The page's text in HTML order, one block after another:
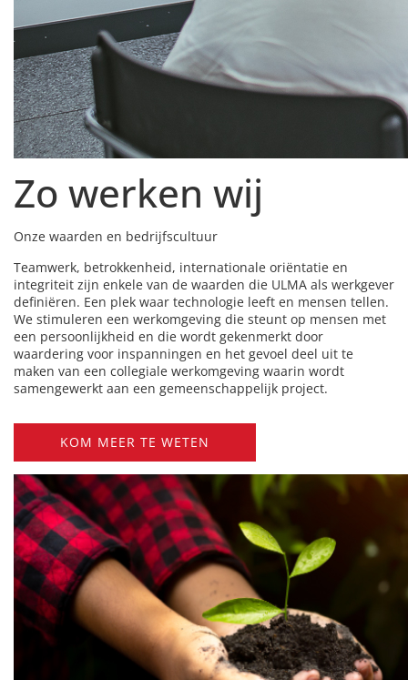
Zo werken wij
Onze waarden en bedrijfscultuur
Teamwerk, betrokkenheid, internationale oriëntatie en
integriteit zijn enkele van de waarden die ULMA als werkgever
definiëren. Een plek waar technologie leeft en mensen tellen.
We stimuleren een werkomgeving die steunt op mensen met
een persoonlijkheid en die wordt gekenmerkt door
waardering voor inspanningen en het gevoel deel uit te
maken van een collegiale werkomgeving waarin wordt
samengewerkt aan een gemeenschappelijk project.
KOM MEER TE WETEN